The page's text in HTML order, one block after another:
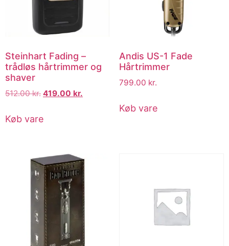
Steinhart Fading –
trådløs hårtrimmer og
shaver
512.00kr. 419.00 kr.
Køb vare
Andis US-1 Fade
Hårtrimmer
799.00 kr.
Køb vare